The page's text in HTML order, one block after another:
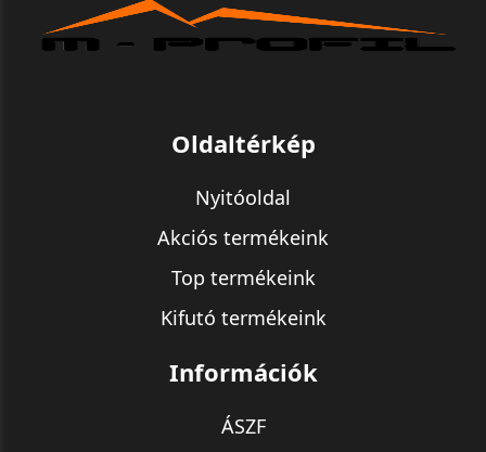
Oldaltérkép
Nyitóoldal
Akciós termékeink
Top termékeink
Kifutó termékeink
Információk
ÁSZF